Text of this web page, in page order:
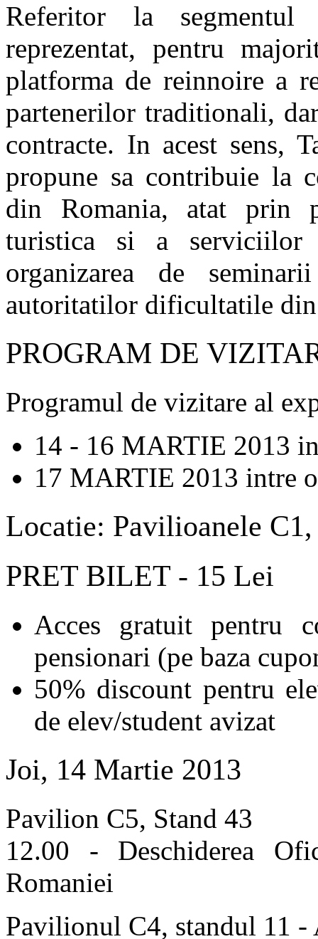
Referitor la segmentul
reprezentat, pentru
platforma de reinnoire a
partenerilor traditionali,
contracte. In acest sens,
propune sa contribuie la
din Romania, atat prin
turistica si a
organizarea de
autoritatilor dificultatile din
PROGRAM DE
Programul de vizitare al
14 - 16 MARTIE 2013
17 MARTIE 2013 intre
Locatie: Pavilioanele
PRET BILET - 15 Lei
Acces gratuit pentru
pensionari (pe baza
50% discount pentru
de elev/student avizat
Joi, 14 Martie 2013
Pavilion C5, Stand 43
12.00 - Deschiderea
Romaniei
Pavilionul C4, standul 11